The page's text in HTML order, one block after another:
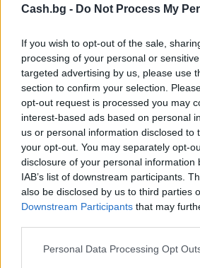
Cash.bg - Do Not Process My
If you wish to opt-out of the sale,
processing of your personal or
targeted advertising by us, please use
section to confirm your selection.
opt-out request is processed you may
interest-based ads based on personal
us or personal information disclosed to
your opt-out. You may separately opt-
disclosure of your personal information
IAB’s list of downstream participants.
also be disclosed by us to third parties
Downstream Participants that may
Personal Data Processing Opt
Древен храм на почти
откриха под кафене за